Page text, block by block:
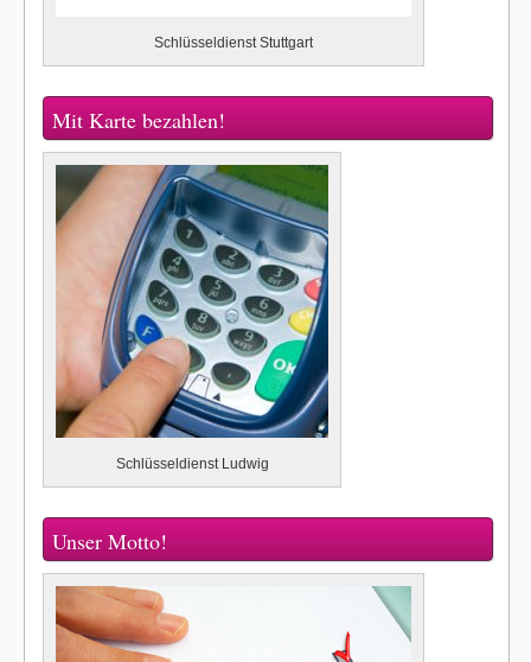
Schlüsseldienst Stuttgart
Mit Karte bezahlen!
Schlüsseldienst Ludwig
Unser Motto!